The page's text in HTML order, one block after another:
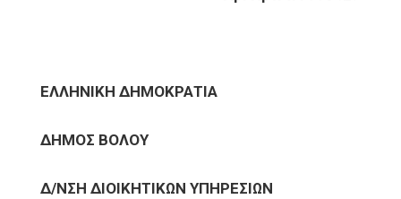
ΕΛΛΗΝΙΚΗ ΔΗΜΟΚΡΑΤΙΑ
ΔΗΜΟΣ ΒΟΛΟΥ
Δ/ΝΣΗ ΔΙΟΙΚΗΤΙΚΩΝ ΥΠΗΡΕΣΙΩΝ